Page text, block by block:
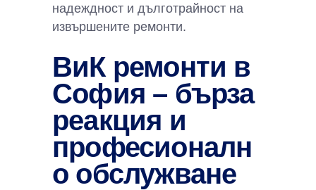
надеждност и дълготрайност на
извършените ремонти.
ВиК ремонти в
София – бърза
реакция и
професионалн
о обслужване